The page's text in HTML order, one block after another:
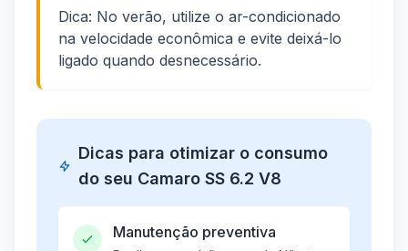
Dica: No verão, utilize o ar-condicionado
na velocidade econômica e evite deixá-lo
ligado quando desnecessário.
Dicas para otimizar o consumo
do seu Camaro SS 6.2 V8
Manutenção preventiva